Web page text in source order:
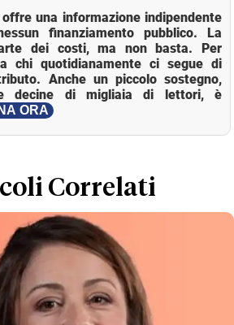
una informazione indipendente
finanziamento pubblico. La
dei costi, ma non basta. Per
chi quotidianamente ci segue di
Anche un piccolo sostegno,
decine di migliaia di lettori, è
ORA
Correlati